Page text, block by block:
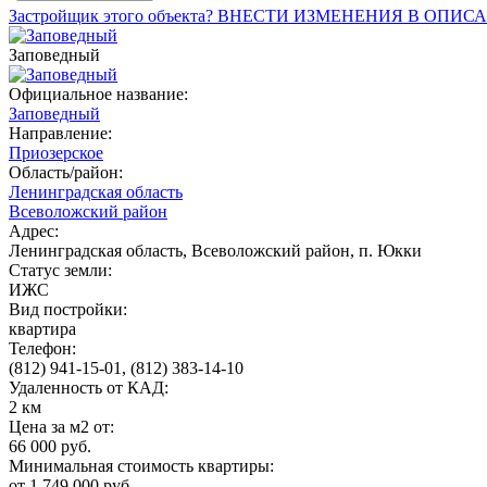
Застройщик этого объекта? ВНЕСТИ ИЗМЕНЕНИЯ В
Заповедный
Официальное название:
Заповедный
Направление:
Приозерское
Область/район:
Ленинградская область
Всеволожский район
Адрес:
Ленинградская область, Всеволожский район, п. Юкки
Статус земли:
ИЖС
Вид постройки:
квартира
Телефон:
(812) 941-15-01, (812) 383-14-10
Удаленность от КАД:
2 км
Цена за м2 от:
66 000 руб.
Минимальная стоимость квартиры: